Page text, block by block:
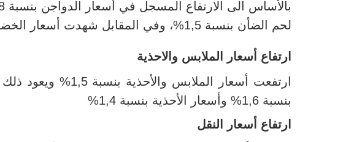
لحم الضأن بنسبة 1,5%، وفي المقابل شهدت أسعار الخضر تراجعا بنسبة 4,1%.
ارتفاع أسعار الملابس والاحذية
ارتفعت أسعار
بنسبة 1,6% وأسعار الأحذية بنسبة 1,4%
ارتفاع أسعار النقل